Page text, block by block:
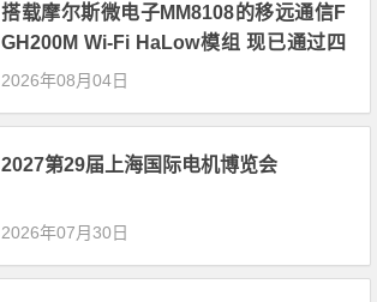
搭载摩尔斯微电子MM8108的移远通信F
GH200M Wi-Fi HaLow模组 现已通过四
项国际认证 可投入量产
2026年08月04日
2027第29届上海国际电机博览会
2026年07月30日